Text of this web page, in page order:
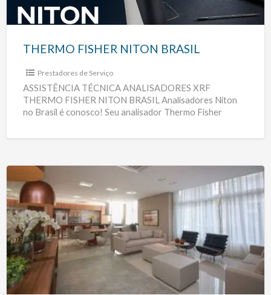
THERMO FISHER NITON BRASIL
Prestadores de Serviço
ASSISTÊNCIA TÉCNICA ANALISADORES XRF
THERMO FISHER NITON BRASIL Analisadores Niton
no Brasil é conosco! Seu analisador Thermo Fisher
Helbor
Apto
Campo
Belo